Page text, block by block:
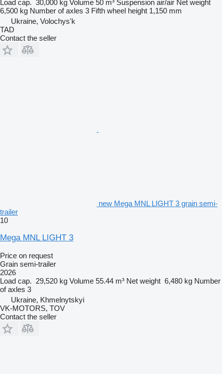
Load cap. 30,000 kg Volume 50 m³ Suspension air/air Net weight
6,500 kg Number of axles 3 Fifth wheel height 1,150 mm
Ukraine, Volochys'k
TAD
Contact the seller
new Mega MNL LIGHT 3 grain semi-
trailer
10
Mega MNL LIGHT 3
Price on request
Grain semi-trailer
2026
Load cap. 29,520 kg Volume 55.44 m³ Net weight 6,480 kg Number
of axles 3
Ukraine, Khmelnytskyi
VK-MOTORS, TOV
Contact the seller